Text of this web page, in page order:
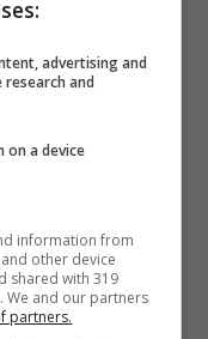
dalla
advertising and
and
on a device
information from
other device
shared with 319
We and our partners
partners.